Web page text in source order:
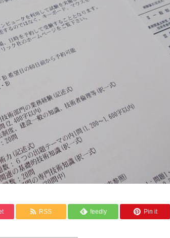
RSS feedly Pin it